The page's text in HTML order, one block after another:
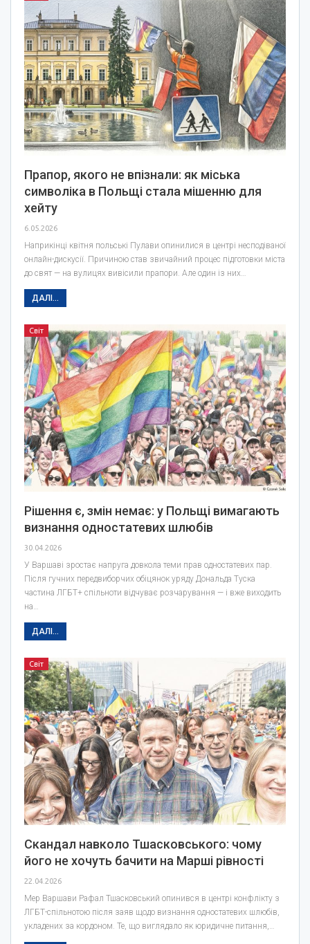
Прапор, якого не впізнали: як міська
символіка в Польщі стала мішенню для
хейту
6.05.2026
Наприкінці квітня польські Пулави опинилися в центрі несподіваної
онлайн-дискусії. Причиною став звичайний процес підготовки міста
до свят — на вулицях вивісили прапори. Але один із них…
ДАЛІ...
Світ
Рішення є, змін немає: у Польщі вимагають
визнання одностатевих шлюбів
30.04.2026
У Варшаві зростає напруга довкола теми прав одностатевих пар.
Після гучних передвиборчих обіцянок уряду Дональда Туска
частина ЛГБТ+ спільноти відчуває розчарування — і вже виходить
на…
ДАЛІ...
Світ
Скандал навколо Тшасковського: чому
його не хочуть бачити на Марші рівності
22.04.2026
Мер Варшави Рафал Тшасковський опинився в центрі конфлікту з
ЛГБТ-спільнотою після заяв щодо визнання одностатевих шлюбів,
укладених за кордоном. Те, що виглядало як юридичне питання,…